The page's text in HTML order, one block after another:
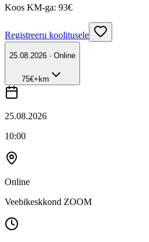
Koos KM-ga: 93€
Registreeru koolitusele
25.08.2026 · Online
75€+km
25.08.2026
10:00
Online
Veebikeskkond ZOOM